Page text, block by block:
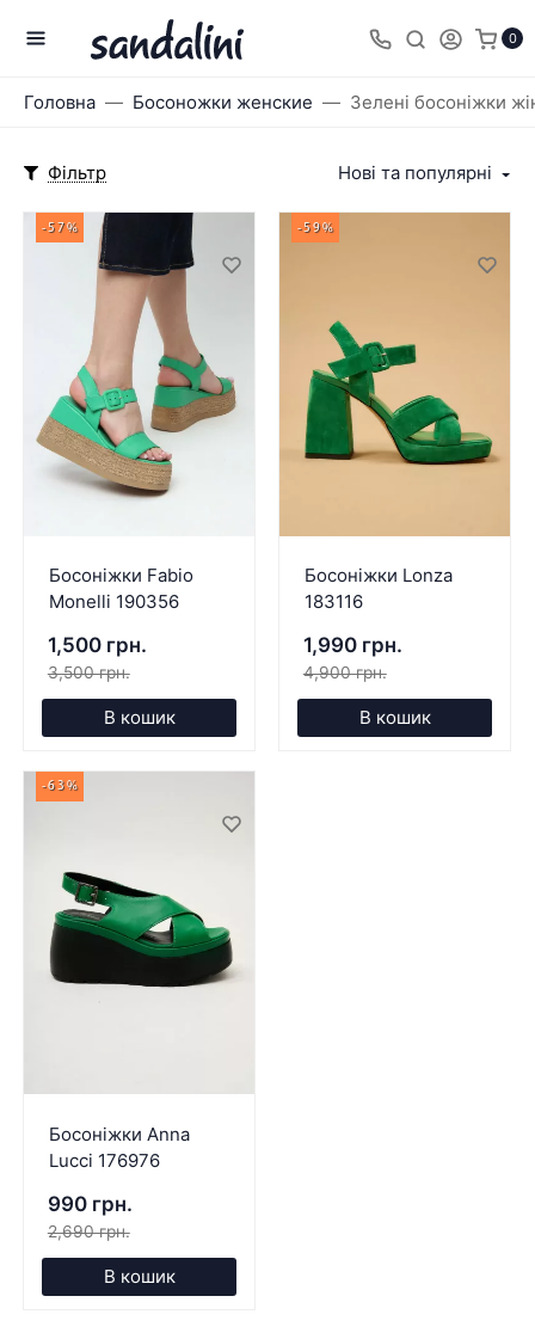
0
Головна Босоножки женские Зелені босоніжки
Фільтр Нові та популярні
-57%
Босоніжки Fabio
Monelli 190356
1,500 грн.
3,500 грн.
В кошик
-59%
Босоніжки Lonza
183116
1,990 грн.
4,900 грн.
В кошик
-63%
Босоніжки Anna
Lucci 176976
990 грн.
2,690 грн.
В кошик